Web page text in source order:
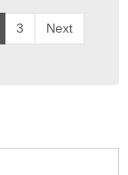
3 Next